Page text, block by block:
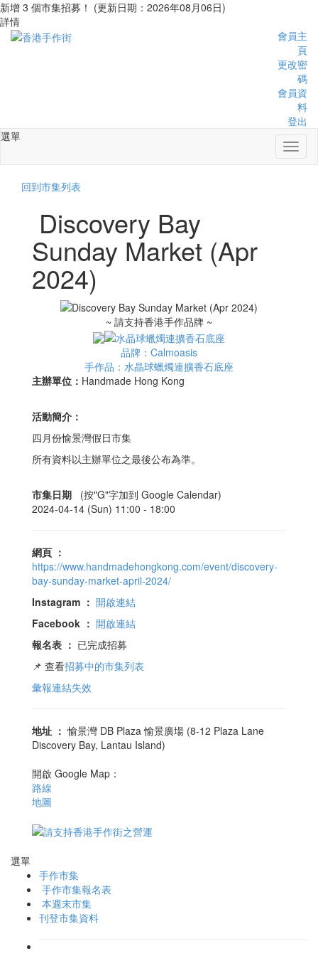
新增 3 個市集招募！ (更新日期：2026年08月06日)
詳情
會員主
頁
更改密
碼
會員資
料
登出
選單
回到市集列表
Discovery Bay
Sunday Market (Apr
2024)
~ 請支持香港手作品牌 ~
品牌：Calmoasis
手作品：水晶球蠟燭連擴香石底座
主辦單位： Handmade Hong Kong
活動簡介：
四月份愉景灣假日市集
所有資料以主辦單位之最後公布為準。
市集日期
(按"G"字加到 Google Calendar)
2024-04-14 (Sun) 11:00 - 18:00
網頁 ：
https://www.handmadehongkong.com/event/discovery-
bay-sunday-market-april-2024/
Instagram ： 開啟連結
Facebook ： 開啟連結
報名表 ： 已完成招募
📌 查看招募中的市集列表
彙報連結失效
地址 ： 愉景灣 DB Plaza 愉景廣場 (8-12 Plaza Lane
Discovery Bay, Lantau Island)
開啟 Google Map：
路線
地圖
選單
手作市集
手作市集報名表
本週末市集
刊登市集資料